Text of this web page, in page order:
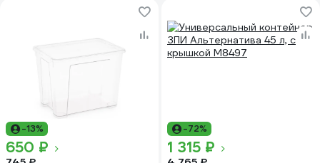
-13%
650 ₽
-72%
1 315 ₽